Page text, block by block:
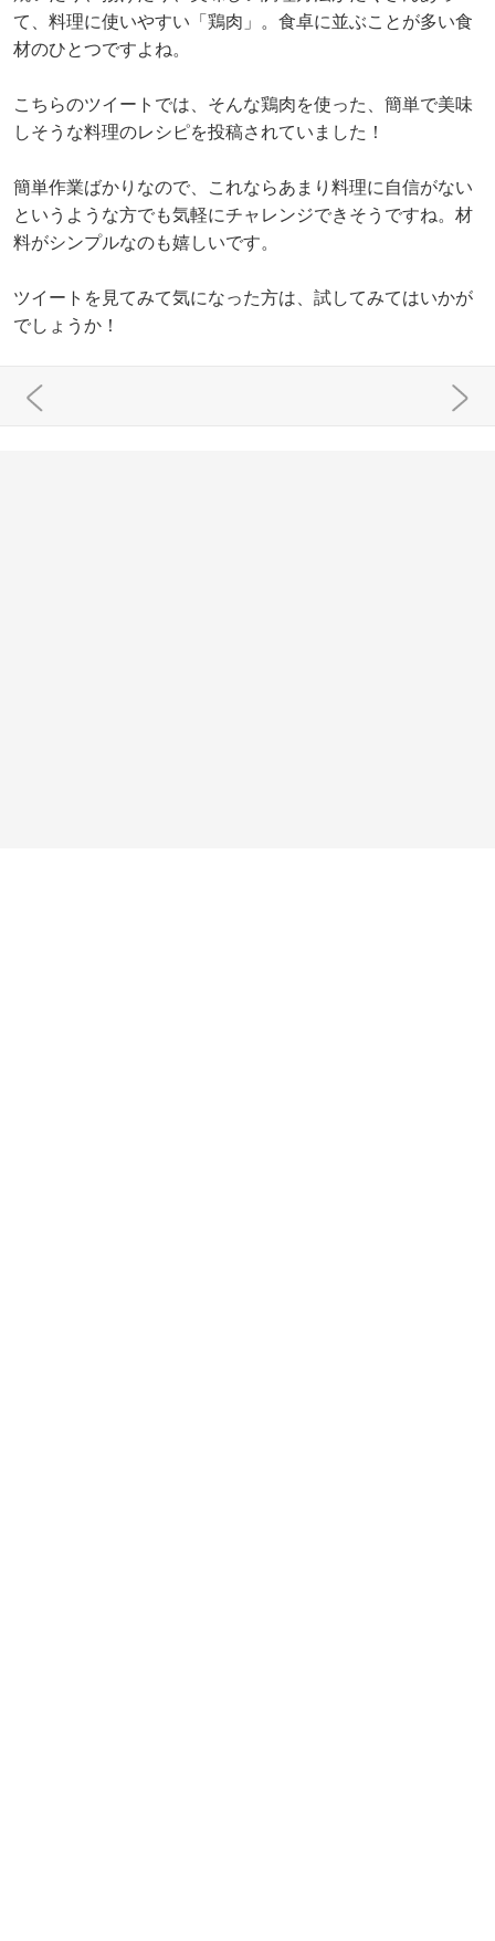
て、料理に使いやすい「鶏肉」。食卓に並ぶことが多い食
材のひとつですよね。
こちらのツイートでは、そんな鶏肉を使った、簡単で美味
しそうな料理のレシピを投稿されていました！
簡単作業ばかりなので、これならあまり料理に自信がない
というような方でも気軽にチャレンジできそうですね。材
料がシンプルなのも嬉しいです。
ツイートを見てみて気になった方は、試してみてはいかが
でしょうか！